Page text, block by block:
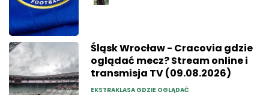
Śląsk Wrocław - Cracovia gdzie
oglądać mecz? Stream online i
transmisja TV (09.08.2026)
EKSTRAKLASA GDZIE OGLĄDAĆ